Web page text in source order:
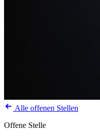
Alle offenen Stellen
Offene Stelle